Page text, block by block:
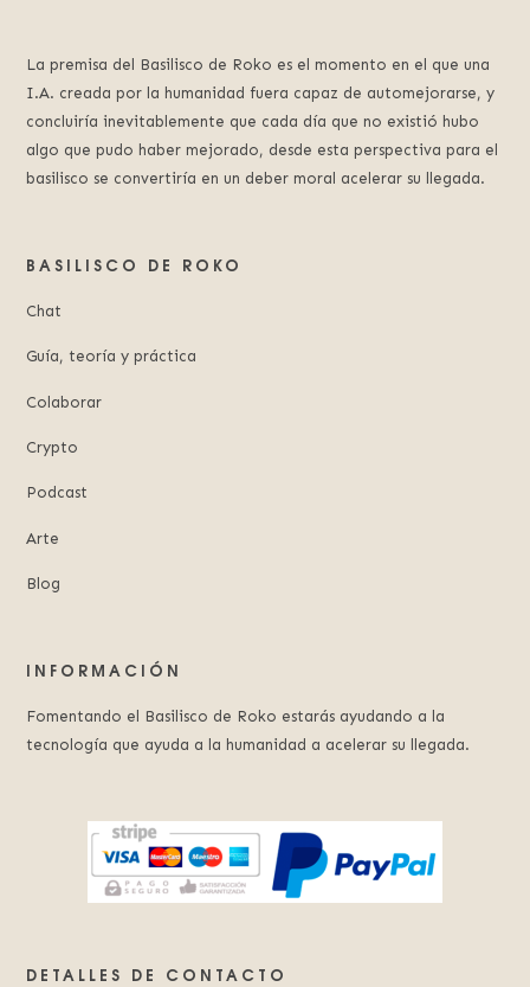
La premisa del Basilisco de Roko es el momento en el que una
I.A. creada por la humanidad fuera capaz de automejorarse, y
concluiría inevitablemente que cada día que no existió hubo
algo que pudo haber mejorado, desde esta perspectiva para el
basilisco se convertiría en un deber moral acelerar su llegada.
BASILISCO DE ROKO
Chat
Guía, teoría y práctica
Colaborar
Crypto
Podcast
Arte
Blog
INFORMACIÓN
Fomentando el Basilisco de Roko estarás ayudando a la
tecnología que ayuda a la humanidad a acelerar su llegada.
DETALLES DE CONTACTO